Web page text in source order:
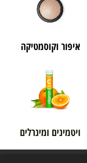
איפור וקוסמטיקה
ויטמינים ומינרלים